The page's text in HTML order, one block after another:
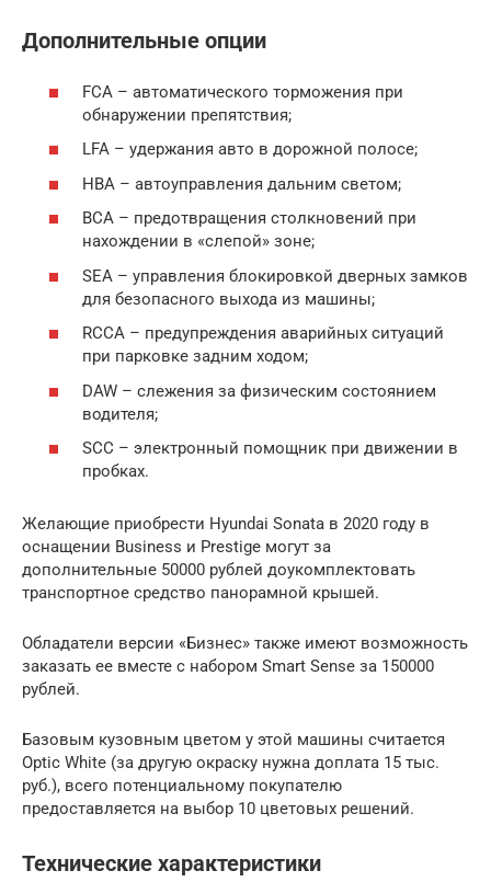
Дополнительные опции
FCA – автоматического торможения при
обнаружении препятствия;
LFA – удержания авто в дорожной полосе;
HBA – автоуправления дальним светом;
BCA – предотвращения столкновений при
нахождении в «слепой» зоне;
SEA – управления блокировкой дверных замков
для безопасного выхода из машины;
RCCA – предупреждения аварийных ситуаций
при парковке задним ходом;
DAW – слежения за физическим состоянием
водителя;
SCC – электронный помощник при движении в
пробках.
Желающие приобрести Hyundai Sonata в 2020 году в
оснащении Business и Prestige могут за
дополнительные 50000 рублей доукомплектовать
транспортное средство панорамной крышей.
Обладатели версии «Бизнес» также имеют возможность
заказать ее вместе с набором Smart Sense за 150000
рублей.
Базовым кузовным цветом у этой машины считается
Optic White (за другую окраску нужна доплата 15 тыс.
руб.), всего потенциальному покупателю
предоставляется на выбор 10 цветовых решений.
Технические характеристики